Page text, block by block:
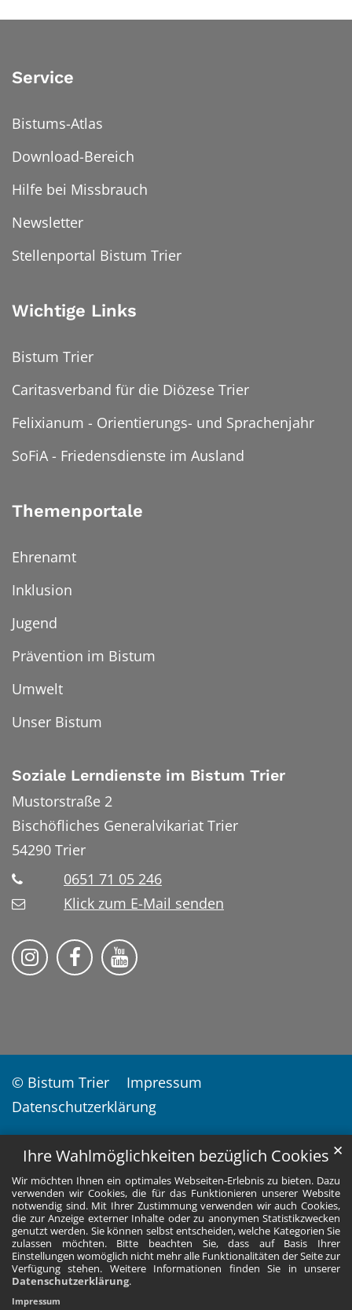
Ihre Wahlmöglichkeiten bezüglich Cookies
Wir möchten Ihnen ein optimales Webseiten-Erlebnis zu bieten. Dazu
verwenden wir Cookies, die für das Funktionieren unserer Website
notwendig sind. Mit Ihrer Zustimmung verwenden wir auch Cookies,
die zur Anzeige externer Inhalte oder zu anonymen Statistikzwecken
genutzt werden. Sie können selbst entscheiden, welche Kategorien Sie
zulassen möchten. Bitte beachten Sie, dass auf Basis Ihrer
Einstellungen womöglich nicht mehr alle Funktionalitäten der Seite zur
Verfügung stehen. Weitere Informationen finden Sie in unserer
Datenschutzerklärung.
✕
Impressum
Service
Bistums-Atlas
Download-Bereich
Hilfe bei Missbrauch
Newsletter
Stellenportal Bistum Trier
Wichtige Links
Bistum Trier
Caritasverband für die Diözese Trier
Felixianum - Orientierungs- und Sprachenjahr
SoFiA - Friedensdienste im Ausland
Themenportale
Ehrenamt
Inklusion
Jugend
Prävention im Bistum
Umwelt
Unser Bistum
Soziale Lerndienste im Bistum Trier
Mustorstraße 2
Bischöfliches Generalvikariat Trier
54290 Trier
0651 71 05 246
Klick zum E-Mail senden
Soziale Lerndienste auf Instragram
Soziale Lerndienste auf Facebook
Soziale Lerndienste auf
© Bistum Trier
Impressum
Datenschutzerklärung